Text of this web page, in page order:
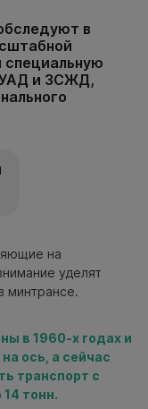
в
специальную
и ЗСЖД,
на
уделят
минтрансе.
в 1960-х годах и
ось, а сейчас
транспорт с
тонн.